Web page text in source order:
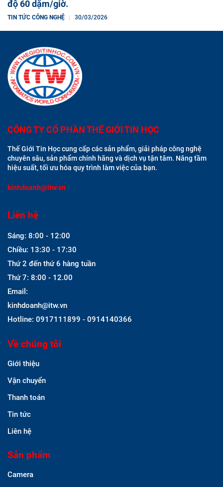
độ 60 dặm/giờ.
TIN TỨC CÔNG NGHỆ 30/03/2026
CÔNG TY CỔ PHẦN THẾ GIỚI TIN HỌC
Thế Giới Tin Học cung cấp các sản phẩm, giải pháp công nghệ
chuyên sâu, sản phẩm chính hãng và dịch vụ tận tâm. Nâng tầm
hiệu suất, tối ưu hóa quy trình làm việc của bạn.
kinhdoanh@itw.vn
Liên hệ
Sáng: 8:00 - 12:00
Chiều: 13:30 - 17:30
Thứ 2 đến thứ 6 hàng tuần
Thứ 7: 8:00 - 12.00
Email:
kinhdoanh@itw.vn
Hotline: 0917111899 - 0914140366
Về chúng tôi
Giới thiệu
Vận chuyển
Thanh toán
Tin tức
Liên hệ
Sản phẩm
Camera